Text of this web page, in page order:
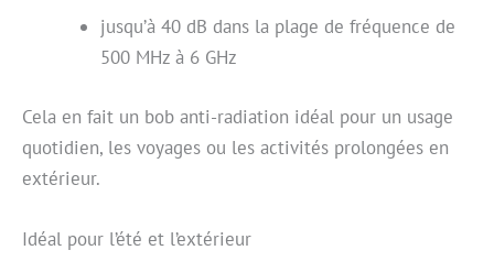
jusqu’à 40 dB dans la plage de fréquence de
500 MHz à 6 GHz
Cela en fait un bob anti-radiation idéal pour un usage
quotidien, les voyages ou les activités prolongées en
extérieur.
Idéal pour l’été et l’extérieur